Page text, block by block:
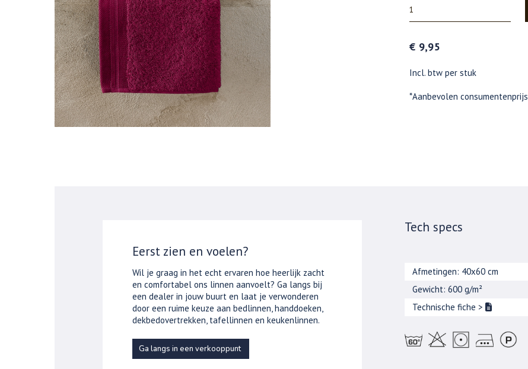
€ 9,95
Incl. btw per stuk
*Aanbevolen consumentenprijs
Eerst zien en voelen?
Wil je graag in het echt ervaren hoe heerlijk zacht
en comfortabel ons linnen aanvoelt? Ga langs bij
een dealer in jouw buurt en laat je verwonderen
door een ruime keuze aan bedlinnen, handdoeken,
dekbedovertrekken, tafellinnen en keukenlinnen.
Ga langs in een verkooppunt
Tech specs
Afmetingen: 40x60 cm
Gewicht: 600 g/m²
Technische fiche >